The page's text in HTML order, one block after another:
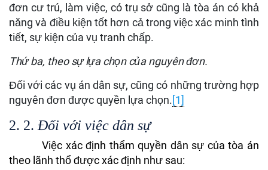
đơn cư trú, làm việc, có trụ sở cũng là tòa án có khả
năng và điều kiện tốt hơn cả trong việc xác minh tình
tiết, sự kiện của vụ tranh chấp.
Thứ ba, theo sự lựa chọn của nguyên đơn.
Đối với các vụ án dân sự, cũng có những trường hợp
nguyên đơn được quyền lựa chọn.[1]
2. 2. Đối với việc dân sự
Việc xác định thẩm quyền dân sự của tòa án
theo lãnh thổ được xác định như sau: